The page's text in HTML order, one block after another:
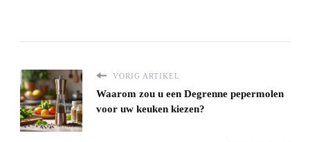
VORIG ARTIKEL
Waarom zou u een Degrenne pepermolen
voor uw keuken kiezen?